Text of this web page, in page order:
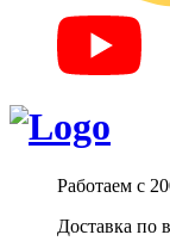
Работаем с
Доставка по